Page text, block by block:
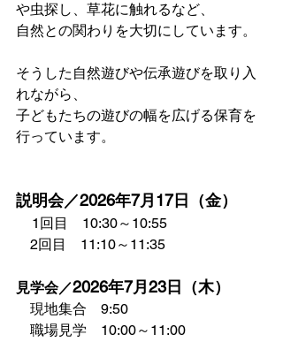
や虫探し、草花に触れるなど、
自然との関わりを大切にしています。
そうした自然遊びや伝承遊びを取り入
れながら、
子どもたちの遊びの幅を広げる保育を
行っています。
説明会／2026年7月17日（金）
1回目　10:30～10:55
2回目　11:10～11:35
見学会／2026年7月23日（木）
現地集合　9:50
職場見学　10:00～11:00